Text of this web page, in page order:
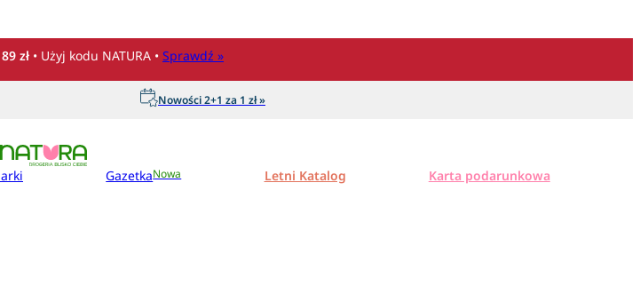
zł • Użyj kodu NATURA • Sprawdź »
Nowości 2+1 za 1 zł »
GazetkaNowa Letni Katalog Karta podarunkowa